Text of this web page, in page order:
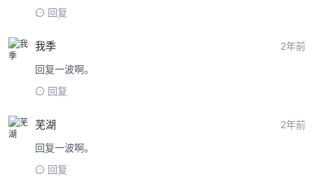
回复
我季
2年前
回复一波啊。
回复
芜湖
2年前
回复一波啊。
回复